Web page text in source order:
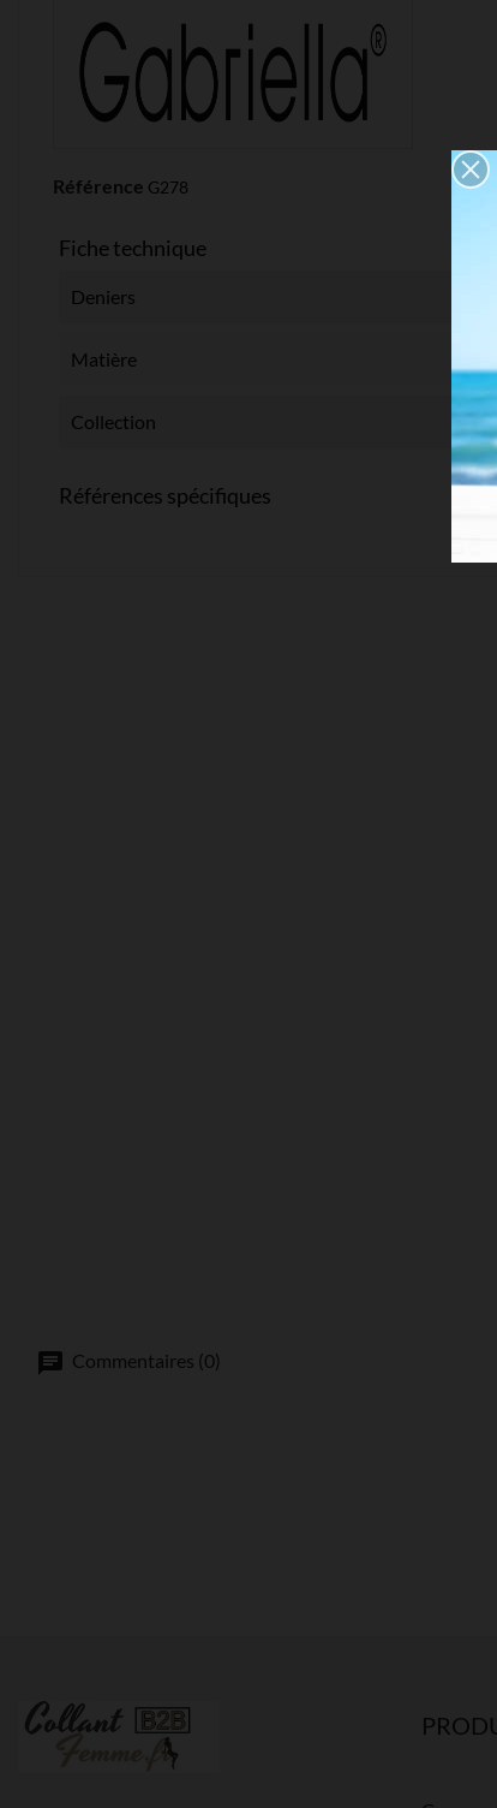
Référence G278
Fiche technique
Deniers
Matière
Collection
Références spécifiques
Commentaires (0)